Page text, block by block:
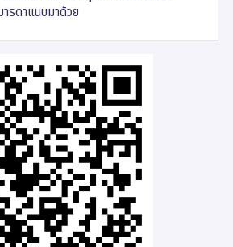
รดาแนบมาด้วย